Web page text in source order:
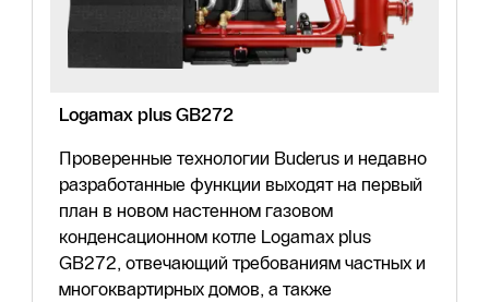
Logamax plus GB272
Проверенные технологии Buderus и недавно
разработанные функции выходят на первый
план в новом настенном газовом
конденсационном котле Logamax plus
GB272, отвечающий требованиям частных и
многоквартирных домов, а также